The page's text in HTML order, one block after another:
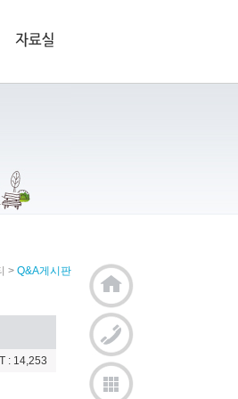
> Q&A게시판
: 14,253